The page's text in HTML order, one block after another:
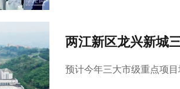
两江新区龙兴新城
预计今年三大市级重点项目